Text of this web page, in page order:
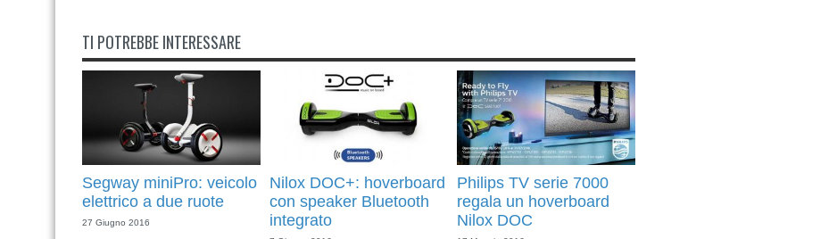
TI POTREBBE INTERESSARE
Segway miniPro: veicolo
elettrico a due ruote
27 Giugno 2016
Nilox DOC+: hoverboard
con speaker Bluetooth
integrato
Philips TV serie 7000
regala un hoverboard
Nilox DOC